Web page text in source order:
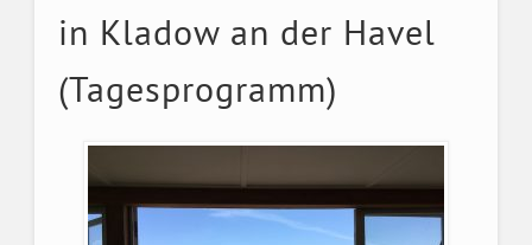
in Kladow an der Havel
(Tagesprogramm)